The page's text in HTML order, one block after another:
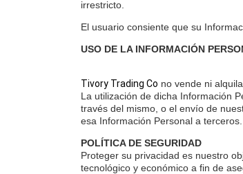
irrestricto.
El usuario consiente que su
USO DE LA INFORMACIÓN
Tivory Trading Co no vende ni
La utilización de dicha Información
través del mismo, o el envío de
esa Información Personal a terceros.
POLÍTICA DE SEGURIDAD
Proteger su privacidad es nuestro
tecnológico y económico a fin de